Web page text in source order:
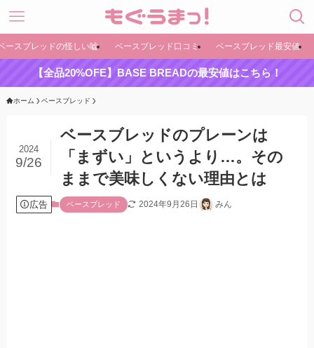
ースブレッドの怪しい嘘 ベースブレッド口コミ ベースブレッド最安値
【全品20%OFE】BASE BREADの最安値はこちら！
ホーム ベースブレッド
ベースブレッドのプレーンは
「まずい」というより…。その
ままで美味しくない理由とは
2024
9/26
広告 ベースブレッド 2024年9月26日 みん